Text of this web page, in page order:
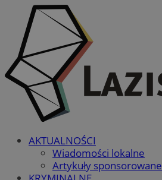
AKTUALNOŚCI
Wiadomości lokalne
Artykuły sponsorowane